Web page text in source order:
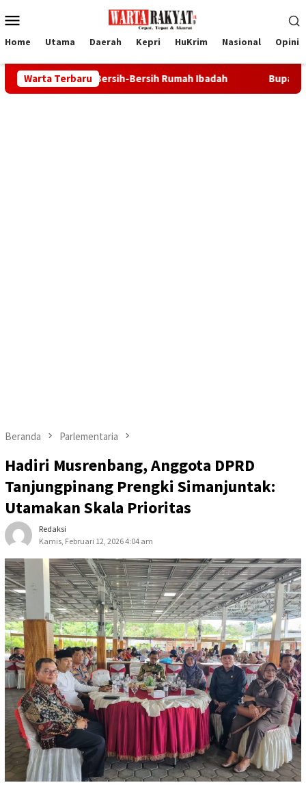
ke
Mobile
Home Utama Daerah Kepri HuKrim Nasional Opini
Warta Terbaru
Bersih Rumah Ibadah Bupati Iskandarsyah: Karimun
Beranda Parlementaria
Hadiri Musrenbang, Anggota DPRD
Tanjungpinang Prengki Simanjuntak:
Utamakan Skala Prioritas
Redaksi
Kamis, Februari 12, 2026 4:04 am